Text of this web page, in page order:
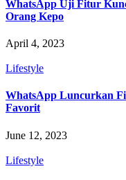
WhatsApp Uji Fitur
Orang Kepo
April 4, 2023
Lifestyle
WhatsApp Luncurkan
Favorit
June 12, 2023
Lifestyle